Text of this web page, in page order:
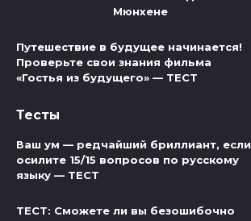
Мюнхене
Путешествие в будущее начинается!
Проверьте свои знания фильма
«Гостья из будущего» — ТЕСТ
Тесты
Ваш ум — редчайший бриллиант, если
осилите 15/15 вопросов по русскому
языку — ТЕСТ
ТЕСТ: Сможете ли вы безошибочно